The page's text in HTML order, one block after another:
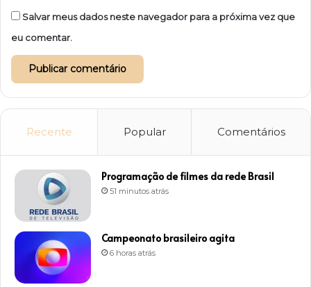
Salvar meus dados neste navegador para a próxima vez que
eu comentar.
Recente Popular Comentários
Programação de filmes da rede Brasil
51 minutos atrás
Campeonato brasileiro agita
6 horas atrás